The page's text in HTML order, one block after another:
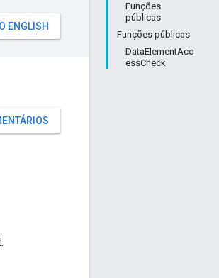
Funções
públicas
Funções públicas
DataElementAcc
essCheck